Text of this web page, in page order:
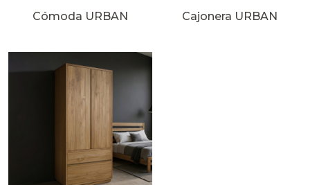
Cómoda URBAN Cajonera URBAN